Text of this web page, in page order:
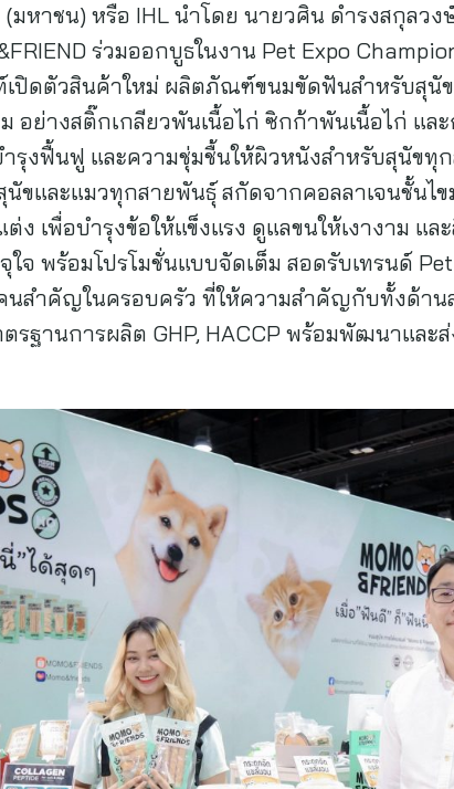
มหาชน) หรือ IHL นำโดย นายวศิน ดำรงสกุลว
ร่วมออกบูธในงาน Pet Expo
ท์เปิดตัวสินค้าใหม่ ผลิตภัณฑ์ขนมขัดฟันสำหรับสุ
อย่างสติ๊กเกลียวพันเนื้อไก่ ซิกก้าพันเนื้อไก่ แ
รุงฟื้นฟู และความชุ่มชื้นให้ผิวหนังสำหรับสุนัขทุ
นัขและแมวทุกสายพันธุ์ สกัดจากคอลลาเจนชั้นไ
ง เพื่อบำรุงข้อให้แข็งแรง ดูแลขนให้เงางาม แ
จ พร้อมโปรโมชั่นแบบจัดเต็ม สอดรับเทรนด์
คนสำคัญในครอบครัว ที่ให้ความสำคัญกับทั้งด้า
าตรฐานการผลิต GHP, HACCP พร้อมพัฒนาแ